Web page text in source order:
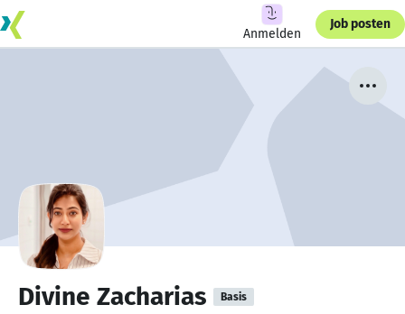
Anmelden
Job posten
Divine Zacharias Basis